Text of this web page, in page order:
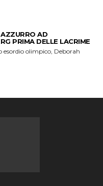
AD
PRIMA DELLE LACRIME
esordio olimpico, Deborah